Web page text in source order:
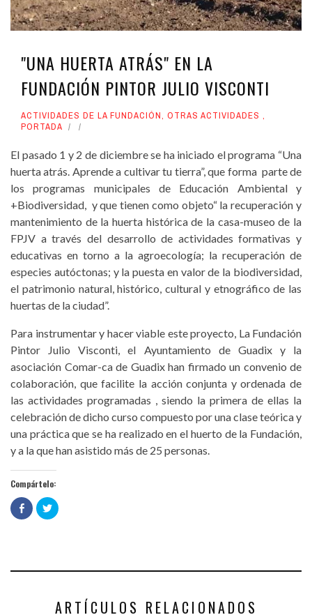
"UNA HUERTA ATRÁS" EN LA
FUNDACIÓN PINTOR JULIO VISCONTI
ACTIVIDADES DE LA FUNDACIÓN, OTRAS ACTIVIDADES ,
PORTADA
El pasado 1 y 2 de diciembre se ha iniciado el programa “Una
huerta atrás. Aprende a cultivar tu tierra”, que forma parte de
los programas municipales de Educación Ambiental y
+Biodiversidad, y que tienen como objeto“ la recuperación y
mantenimiento de la huerta histórica de la casa-museo de la
FPJV a través del desarrollo de actividades formativas y
educativas en torno a la agroecología; la recuperación de
especies autóctonas; y la puesta en valor de la biodiversidad,
el patrimonio natural, histórico, cultural y etnográfico de las
huertas de la ciudad”.
Para instrumentar y hacer viable este proyecto, La Fundación
Pintor Julio Visconti, el Ayuntamiento de Guadix y la
asociación Comar-ca de Guadix han firmado un convenio de
colaboración, que facilite la acción conjunta y ordenada de
las actividades programadas , siendo la primera de ellas la
celebración de dicho curso compuesto por una clase teórica y
una práctica que se ha realizado en el huerto de la Fundación,
y a la que han asistido más de 25 personas.
Compártelo:
Haz
clic
para
en
Haz
clic
en
ARTÍCULOS RELACIONADOS